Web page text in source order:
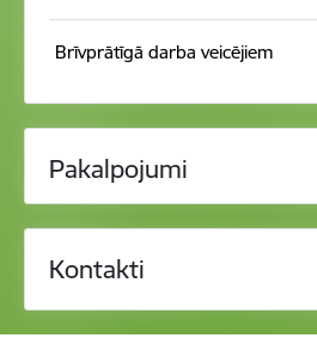
Brīvprātīgā darba veicējiem
Pakalpojumi
Kontakti